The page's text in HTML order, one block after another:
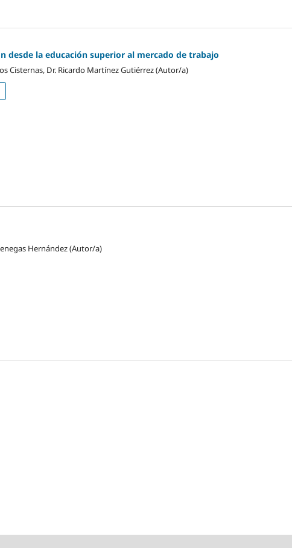
desde la educación superior al mercado de trabajo
Cisternas, Dr. Ricardo Martínez Gutiérrez (Autor/a)
Hernández (Autor/a)